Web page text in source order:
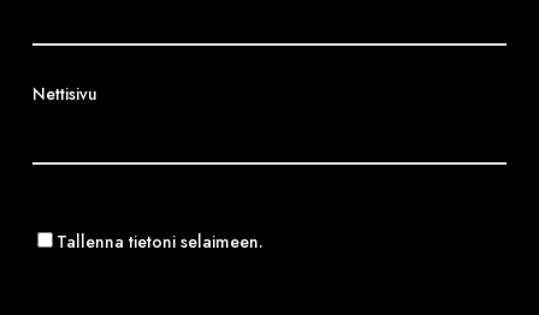
Nettisivu
Tallenna tietoni selaimeen.